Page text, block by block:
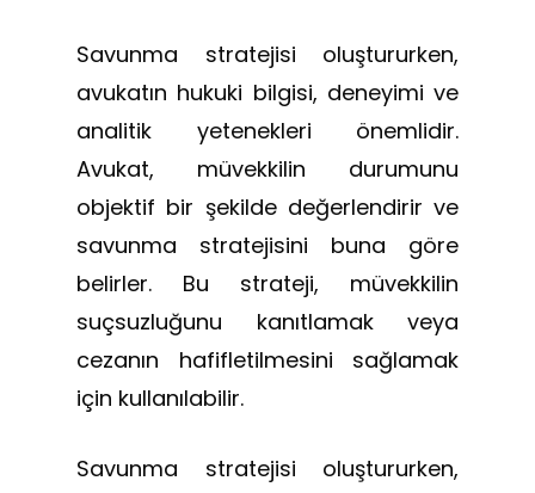
Savunma stratejisi oluştururken,
avukatın hukuki bilgisi, deneyimi ve
analitik yetenekleri önemlidir.
Avukat, müvekkilin durumunu
objektif bir şekilde değerlendirir ve
savunma stratejisini buna göre
belirler. Bu strateji, müvekkilin
suçsuzluğunu kanıtlamak veya
cezanın hafifletilmesini sağlamak
için kullanılabilir.
Savunma stratejisi oluştururken,